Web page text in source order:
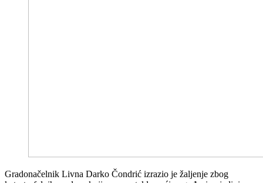
Gradonačelnik Livna Darko Čondrić izrazio je žaljenje zbog